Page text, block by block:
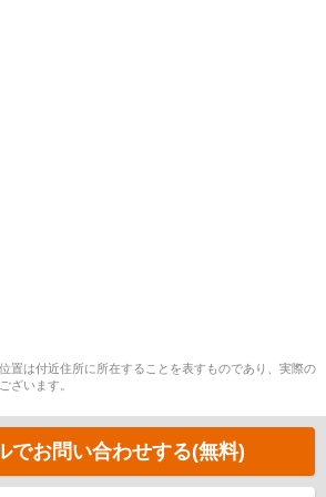
置は付近住所に所在することを表すものであり、実際の
ざいます。
でお問い合わせする(無料)